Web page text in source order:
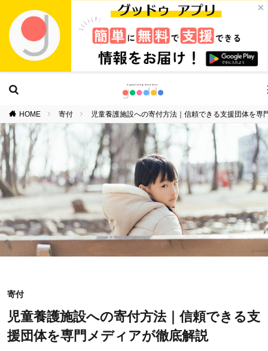
×
HOME 寄付 児童養護施設への寄付方法｜信頼できる支援団体を専
寄付
児童養護施設への寄付方法｜信頼できる支
援団体を専門メディアが徹底解説